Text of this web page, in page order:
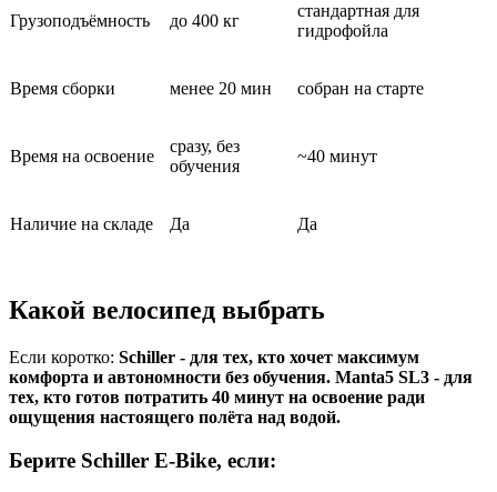
Грузоподъёмность до 400 кг
стандартная для
гидрофойла
Время сборки менее 20 мин собран на старте
Время на освоение
сразу, без
обучения
~40 минут
Наличие на складе Да Да
Какой велосипед выбрать
Если коротко: Schiller - для тех, кто хочет максимум
комфорта и автономности без обучения. Manta5 SL3 - для
тех, кто готов потратить 40 минут на освоение ради
ощущения настоящего полёта над водой.
Берите Schiller E-Bike, если: